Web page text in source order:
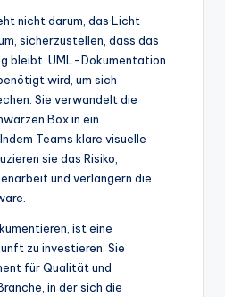
nicht darum, das Licht
sicherzustellen, dass das
bleibt. UML-Dokumentation
wird, um sich
Sie verwandelt die
Box in ein
Teams klare visuelle
sie das Risiko,
und verlängern die
ist eine
zu investieren. Sie
für Qualität und
in der sich die